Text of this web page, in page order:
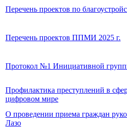
Перечень проектов по
Перечень проектов ППМИ 2025 г.
Протокол №1 Инициативной
Профилактика преступлений в
цифровом мире
О проведении приема граждан
Лазо